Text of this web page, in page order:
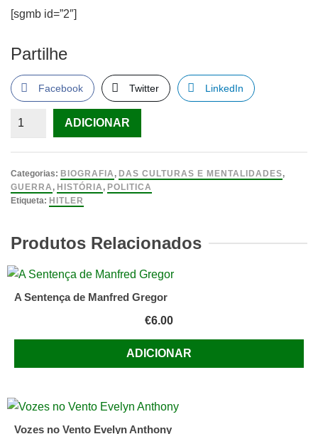
[sgmb id=”2″]
Partilhe
Facebook Twitter LinkedIn
Quantidade
uma
Cronologia
Da
Vida
Obra
(a
ADICIONAR
Categorias: BIOGRAFIA , DAS CULTURAS E MENTALIDADES,
GUERRA , HISTÓRIA , POLITICA
Etiqueta: HITLER
Produtos Relacionados
A Sentença de Manfred Gregor
€6.00
ADICIONAR
Vozes no Vento Evelyn Anthony